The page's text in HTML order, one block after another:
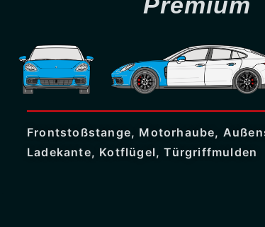
Frontstoßstange, Motorhaube,
Ladekante, Kotflügel, Türgriffmulden